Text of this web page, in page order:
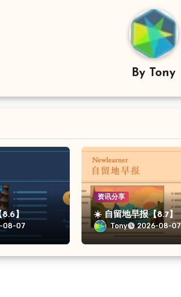
By Tony
8.6】
08-07
资讯分享
☀️ 自留地早报【8.7】
Tony 2026-08-07